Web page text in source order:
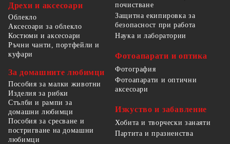
Дрехи и аксесоари
Облекло
Аксесоари за облекло
Костюми и аксесоари
Ръчни чанти, портфейли и
куфари
За домашните любимци
Пособия за малки животни
Изделия за рибки
Стълби и рампи за
домашни любимци
Пособия за сресване и
постригване на домашни
любимци
почистване
Защитна екипировка за
безопасност при работа
Наука и лаборатории
Фотоапарати и оптика
Фотография
Фотоапарати и оптични
аксесоари
Изкуство и забавление
Хобита и творчески занаяти
Партита и празненства